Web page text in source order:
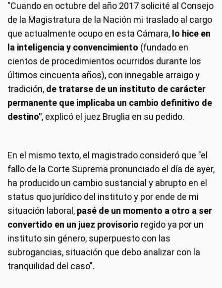
"Cuando en octubre del año 2017 solicité al Consejo
de la Magistratura de la Nación mi traslado al cargo
que actualmente ocupo en esta Cámara, lo hice en
la inteligencia y convencimiento (fundado en
cientos de procedimientos ocurridos durante los
últimos cincuenta años), con innegable arraigo y
tradición, de tratarse de un instituto de carácter
permanente que implicaba un cambio definitivo de
destino", explicó el juez Bruglia en su pedido.
En el mismo texto, el magistrado consideró que "el
fallo de la Corte Suprema pronunciado el día de ayer,
ha producido un cambio sustancial y abrupto en el
status quo jurídico del instituto y por ende de mi
situación laboral, pasé de un momento a otro a ser
convertido en un juez provisorio regido ya por un
instituto sin género, superpuesto con las
subrogancias, situación que debo analizar con la
tranquilidad del caso".